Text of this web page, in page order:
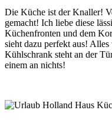
Die Küche ist der Knaller!
gemacht! Ich liebe diese
Küchenfronten und dem
sieht dazu perfekt aus!
Kühlschrank steht an der
einem an nichts!